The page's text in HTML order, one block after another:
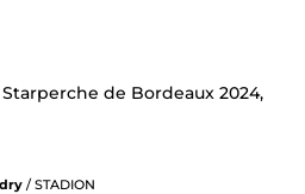
de Bordeaux 2024,
/ STADION